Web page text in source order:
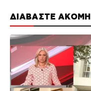
ΔΙΑΒΑΣΤΕ ΑΚΟΜΗ